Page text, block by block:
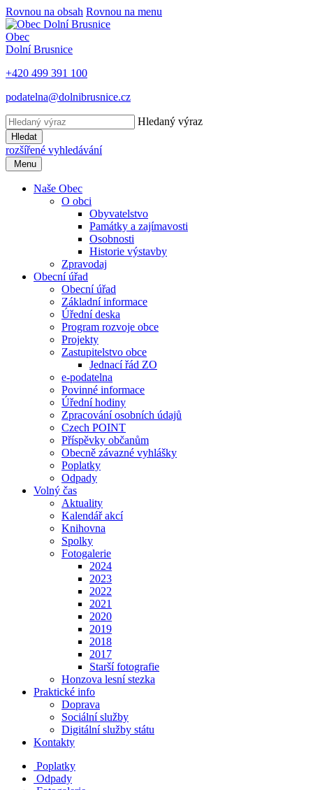
Rovnou na obsah Rovnou na menu
Obec
Dolní Brusnice
+420 499 391 100
podatelna@dolnibrusnice.cz
Hledaný výraz
Hledat
rozšířené vyhledávání
Menu
Naše Obec
O obci
Obyvatelstvo
Památky a zajímavosti
Osobnosti
Historie výstavby
Zpravodaj
Obecní úřad
Obecní úřad
Základní informace
Úřední deska
Program rozvoje obce
Projekty
Zastupitelstvo obce
Jednací řád ZO
e-podatelna
Povinné informace
Úřední hodiny
Zpracování osobních údajů
Czech POINT
Příspěvky občanům
Obecně závazné vyhlášky
Poplatky
Odpady
Volný čas
Aktuality
Kalendář akcí
Knihovna
Spolky
Fotogalerie
2024
2023
2022
2021
2020
2019
2018
2017
Starší fotografie
Honzova lesní stezka
Praktické info
Doprava
Sociální služby
Digitální služby státu
Kontakty
Poplatky
Odpady